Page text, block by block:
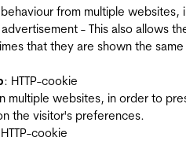
from multiple websites,
- This also allows
that they are shown the same
: HTTP-cookie
multiple websites, in order to
the visitor's preferences.
cookie